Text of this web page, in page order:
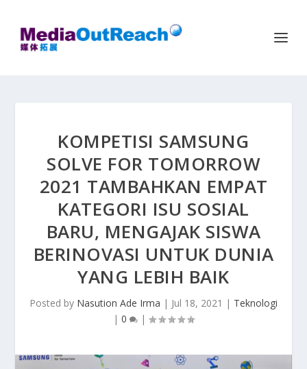
KOMPETISI SAMSUNG
SOLVE FOR TOMORROW
2021 TAMBAHKAN EMPAT
KATEGORI ISU SOSIAL
BARU, MENGAJAK SISWA
BERINOVASI UNTUK DUNIA
YANG LEBIH BAIK
Posted by Nasution Ade Irma | Jul 18, 2021 | Teknologi
| 0 |